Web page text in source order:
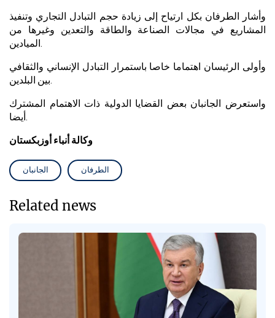
وأشار الطرفان بكل ارتياح إلى زيادة حجم التبادل التجاري وتنفيذ
المشاريع في مجالات الصناعة والطاقة والتعدين وغيرها من
الميادين.
وأولى الرئيسان اهتماما خاصا باستمرار التبادل الإنساني والثقافي
بين البلدين.
واستعرض الجانبان بعض القضايا الدولية ذات الاهتمام المشترك
أيضا.
وكالة أنباء أوزبكستان
الجانبان الطرفان
Related news